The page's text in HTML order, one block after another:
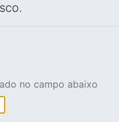
no campo abaixo